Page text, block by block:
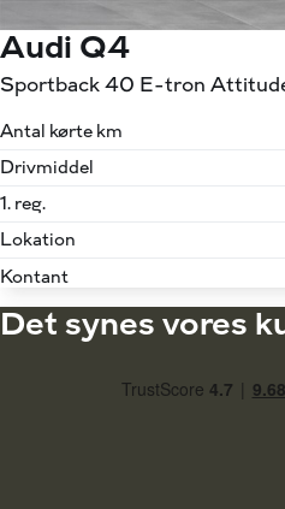
Audi Q4
Sportback 40 E-tron
Antal kørte km
Drivmiddel
1. reg.
Lokation
Kontant
Det synes vores